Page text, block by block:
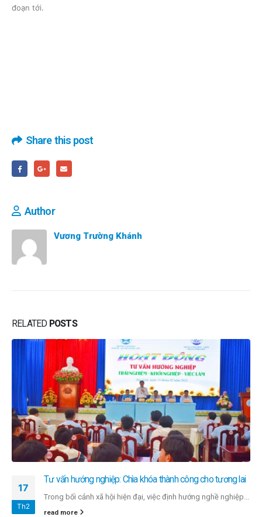
đoạn tới.
Share this post
Author
Vương Trường Khánh
RELATED POSTS
17
Th2
Tư vấn hướng nghiệp: Chìa khóa thành công cho tương lai
Trong bối cảnh xã hội hiện đại, việc định hướng nghề nghiệp...
read more